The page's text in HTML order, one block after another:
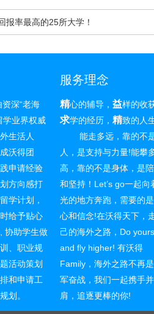
报率最高的25所大学！
深“老海
学业界权威
生活人
沃得团
申请经验
方向感打
学计划，
给予贴心
协助学生做
、职业规
活动策划
和申请工
划。
服务理念
精心的辅导，益样的收
求学的经历，精致的人
能走多远，靠的不
人，是支持与力量!能攀
高，靠的不是身体，是
和坚持！Let’s go一起向
光的地方奔跑，需要的
心和信念!在沃得天下，
己的海外之路，Do
and fly higher! 有沃得
Family，海外之路不再
军奋战，我们一起携手并
肩，追逐更棒的你!